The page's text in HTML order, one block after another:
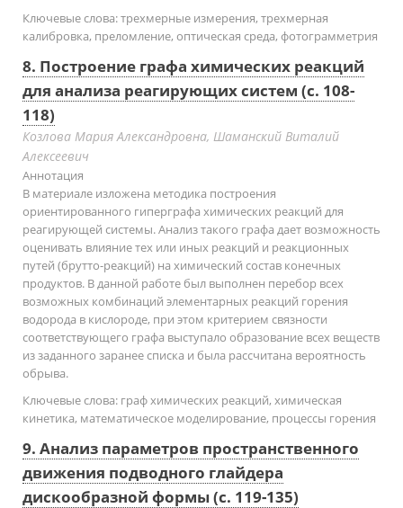
Ключевые слова:трехмерные измерения, трехмерная
калибровка, преломление, оптическая среда, фотограмметрия
8. Построение графа химических реакций
для анализа реагирующих систем (с. 108-
118)
Козлова Мария Александровна, Шаманский Виталий
Алексеевич
Аннотация
В материале изложена методика построения
ориентированного гиперграфа химических реакций для
реагирующей системы. Анализ такого графа дает возможность
оценивать влияние тех или иных реакций и реакционных
путей (брутто-реакций) на химический состав конечных
продуктов. В данной работе был выполнен перебор всех
возможных комбинаций элементарных реакций горения
водорода в кислороде, при этом критерием связности
соответствующего графа выступало образование всех веществ
из заданного заранее списка и была рассчитана вероятность
обрыва.
Ключевые слова: граф химических реакций, химическая
кинетика, математическое моделирование, процессы горения
9. Анализ параметров пространственного
движения подводного глайдера
дискообразной формы (с. 119-135)